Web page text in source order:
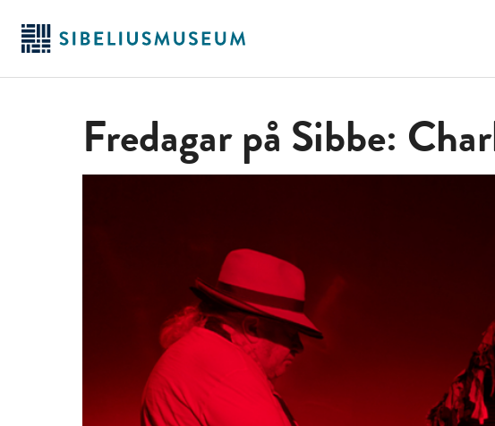
huvudinnehållet
Fredagar på Sibbe: